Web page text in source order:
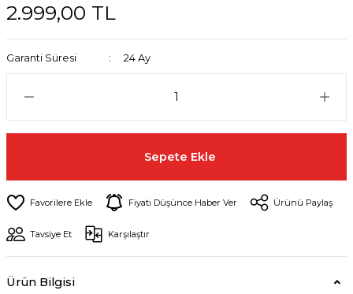
2.999,00 TL
Garanti Süresi 24 Ay
Sepete Ekle
Fiyatı Düşünce Haber Ver Ürünü Paylaş
Tavsiye Et Karşılaştır
Ürün Bilgisi